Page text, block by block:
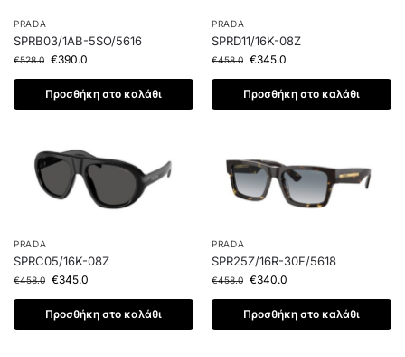
PRADA
SPRB03/1AB-5SO/5616
€528.0 €390.0
Προσθήκη στο καλάθι
PRADA
SPRD11/16K-08Z
€458.0 €345.0
Προσθήκη στο καλάθι
PRADA
SPRC05/16K-08Z
€458.0 €345.0
Προσθήκη στο καλάθι
PRADA
SPR25Z/16R-30F/5618
€458.0 €340.0
Προσθήκη στο καλάθι